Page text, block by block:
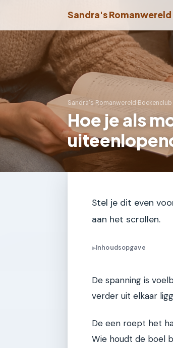
Sandra's Romanwereld
Sandra's Romanwereld›
Hoe je als
Stel je dit even
aan het scrollen.
▶Inhoudsopgave
De spanning is
verder uit elkaar
De een roept het
Wie houdt de boel